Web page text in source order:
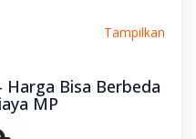
Tampilkan
Bisa Berbeda
MP